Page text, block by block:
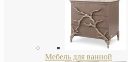
Мебель для ванной